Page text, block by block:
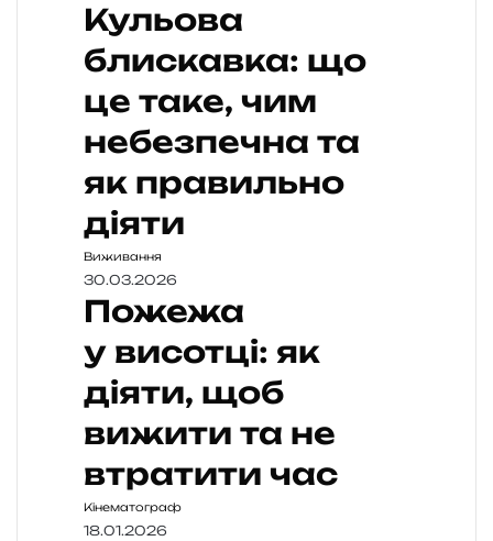
Кульова
блискавка: що
це таке, чим
небезпечна та
як правильно
діяти
Виживання
30.03.2026
Пожежа
у висотці: як
діяти, щоб
вижити та не
втратити час
Кінематограф
18.01.2026